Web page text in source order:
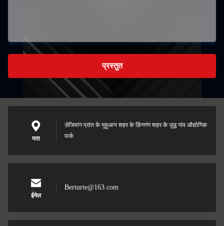
प्रस्तुत
पता
ज़ेजियांग प्रांत के युहुआन शहर के क़िंगगंग शहर के ज़ुडू गांव औद्योगिक
पार्क
ईमेल
Berturte@163.com